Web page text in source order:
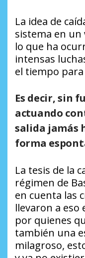
La idea de
sistema en un
lo que ha
intensas
el tiempo
Es decir, sin
actuando
salida jamás
forma
La tesis de la
régimen de
en cuenta las
llevaron a eso
por quienes
también una
milagroso,